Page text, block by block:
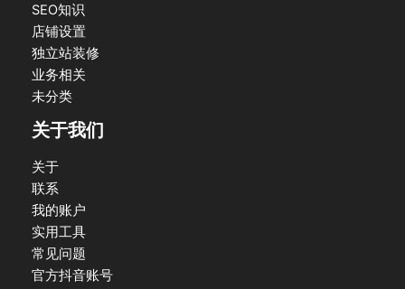
SEO知识
店铺设置
独立站装修
业务相关
未分类
关于我们
关于
联系
我的账户
实用工具
常见问题
官方抖音账号